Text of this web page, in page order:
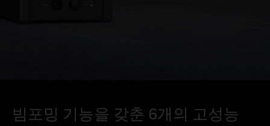
빔포밍 기능을 갖춘 6개의 고성능